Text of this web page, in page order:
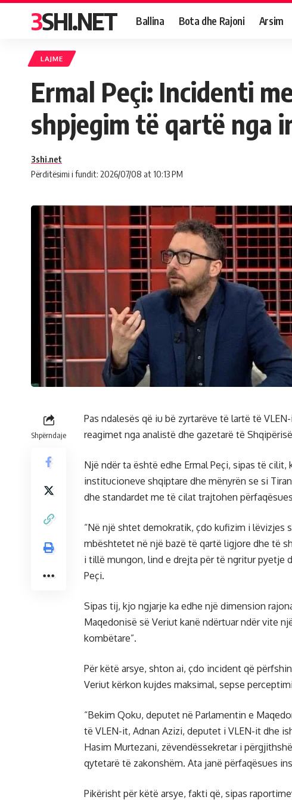
3SHI.NET Ballina Bota dhe Rajoni Arsim
LAJME
Ermal Peçi: Incidenti
shpjegim të qartë nga
Përditësimi i fundit: 2026/07/08 at 10:13 PM
3shi.net
Shpërndaje
Pas ndalesës që iu bë zyrtarëve të lartë të
reagimet nga analistë dhe gazetarë të
Një ndër ta është edhe Ermal Peçi, sipas të
institucioneve shqiptare dhe mënyrën se si
dhe standardet me të cilat trajtohen
“Në një shtet demokratik, çdo kufizim i lëvizjes
mbështetet në një bazë të qartë ligjore dhe të
i tillë mungon, lind e drejta për të ngritur pyetje
Peçi.
Sipas tij, kjo ngjarje ka edhe një dimension
Maqedonisë së Veriut kanë ndërtuar ndër vite
kombëtare”.
Për këtë arsye, shton ai, çdo incident që
Veriut kërkon kujdes maksimal, sepse
“Bekim Qoku, deputet në Parlamentin e
të VLEN-it, Adnan Azizi, deputet i VLEN-it dhe
Hasim Murtezani, zëvendëssekretar i
qytetarë të zakonshëm. Ata janë përfaqësues
Pikërisht për këtë arsye, fakti që, sipas